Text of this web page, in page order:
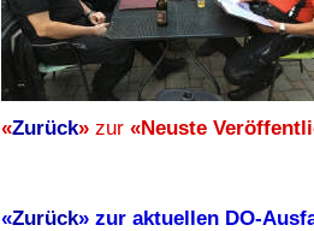
«Zurück» zur «Neuste
«Zurück» zur aktuellen DO-